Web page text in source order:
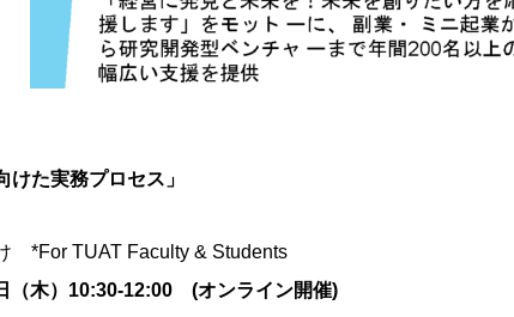
けた実務プロセス」
*For TUAT Faculty & Students
（木）10:30-12:00 (オンライン開催)